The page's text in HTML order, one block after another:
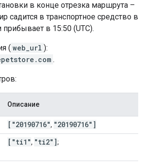
в конце отрезка маршрута –
садится в транспортное средство в
прибывает в 15:50 (UTC).
( web_url ):
.
Описание
["20190716", "20190716"]
["ti1", "ti2"];